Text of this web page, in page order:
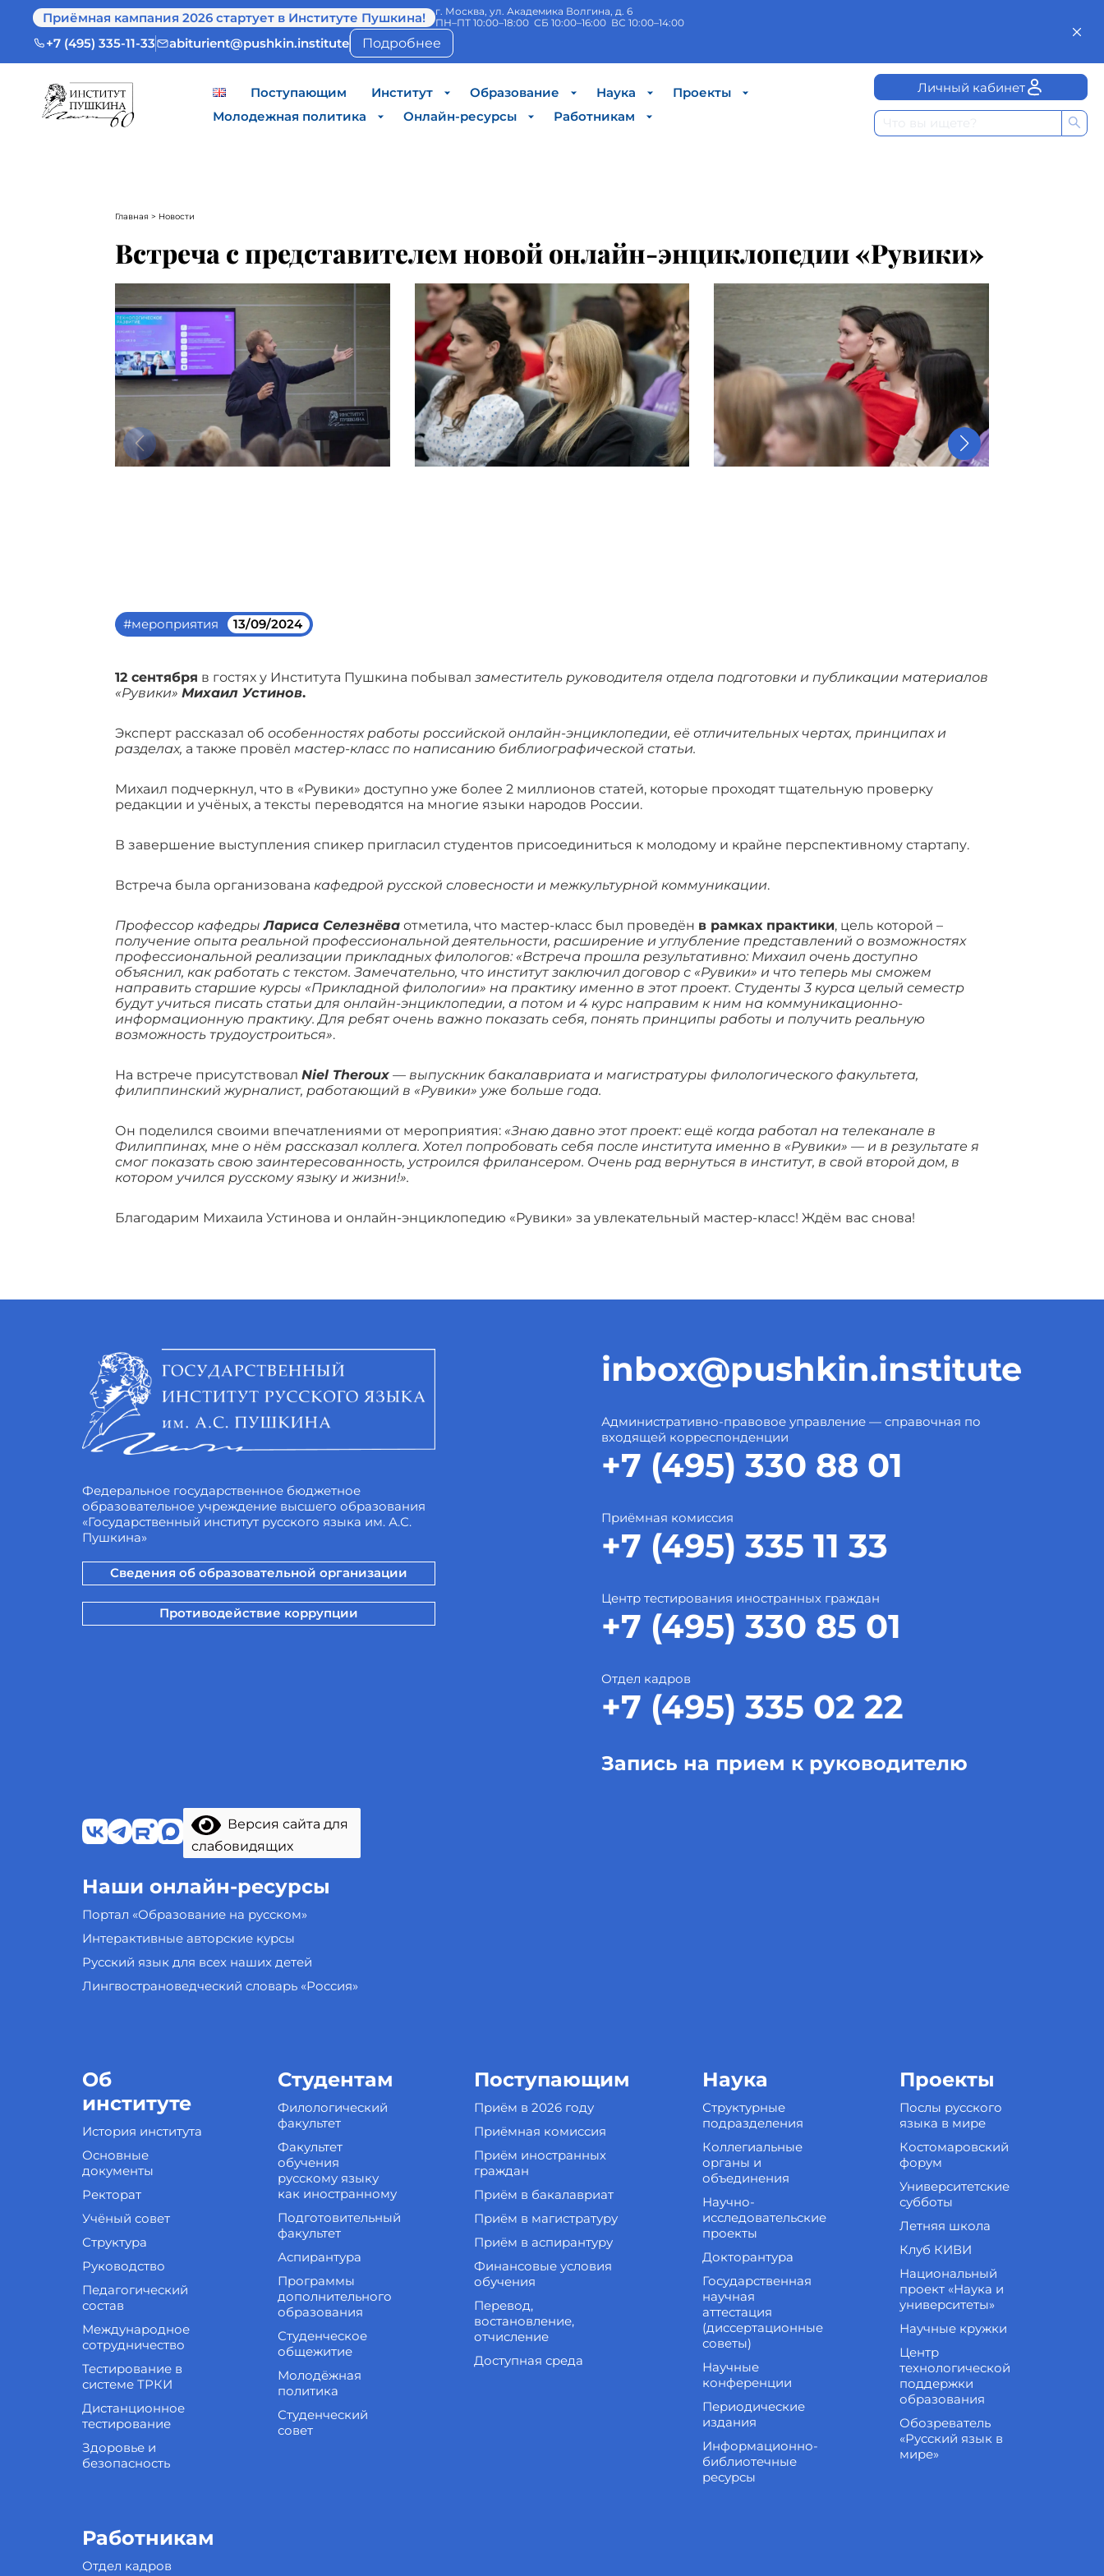
Приёмная кампания 2026 стартует в Институте Пушкина!
г. Москва, ул. Академика Волгина, д. 6
ПН–ПТ 10:00–18:00 СБ 10:00–16:00 ВС 10:00–14:00
+7 (495) 335-11-33 abiturient@pushkin.institute Подробнее
Поступающим Институт Образование Наука
Проекты
Молодежная политика
Онлайн-ресурсы Работникам
Личный кабинет
Главная > Новости
Встреча с представителем новой онлайн-энциклопедии «Рувики»
#мероприятия 13/09/2024
12 сентября в гостях у Института Пушкина побывал заместитель руководителя отдела подготовки и публикации материалов
«Рувики» Михаил Устинов.
Эксперт рассказал об особенностях работы российской онлайн-энциклопедии, её отличительных чертах, принципах и
разделах, а также провёл мастер-класс по написанию библиографической статьи.
Михаил подчеркнул, что в «Рувики» доступно уже более 2 миллионов статей, которые проходят тщательную проверку
редакции и учёных, а тексты переводятся на многие языки народов России.
В завершение выступления спикер пригласил студентов присоединиться к молодому и крайне перспективному стартапу.
Встреча была организована кафедрой русской словесности и межкультурной коммуникации.
Профессор кафедры Лариса Селезнёва отметила, что мастер-класс был проведён в рамках практики, цель которой –
получение опыта реальной профессиональной деятельности, расширение и углубление представлений о возможностях
профессиональной реализации прикладных филологов: «Встреча прошла результативно: Михаил очень доступно
объяснил, как работать с текстом. Замечательно, что институт заключил договор с «Рувики» и что теперь мы сможем
направить старшие курсы «Прикладной филологии» на практику именно в этот проект. Студенты 3 курса целый семестр
будут учиться писать статьи для онлайн-энциклопедии, а потом и 4 курс направим к ним на коммуникационно-
информационную практику. Для ребят очень важно показать себя, понять принципы работы и получить реальную
возможность трудоустроиться».
На встрече присутствовал Niel Theroux — выпускник бакалавриата и магистратуры филологического факультета,
филиппинский журналист, работающий в «Рувики» уже больше года.
Он поделился своими впечатлениями от мероприятия: «Знаю давно этот проект: ещё когда работал на телеканале в
Филиппинах, мне о нём рассказал коллега. Хотел попробовать себя после института именно в «Рувики» — и в результате я
смог показать свою заинтересованность, устроился фрилансером. Очень рад вернуться в институт, в свой второй дом, в
котором учился русскому языку и жизни!».
Благодарим Михаила Устинова и онлайн-энциклопедию «Рувики» за увлекательный мастер-класс! Ждём вас снова!
Федеральное государственное бюджетное
образовательное учреждение высшего образования
«Государственный институт русского языка им. А.С.
Пушкина»
Сведения об образовательной организации
Противодействие коррупции
inbox@pushkin.institute
Административно-правовое управление — справочная по
входящей корреспонденции
+7 (495) 330 88 01
Приёмная комиссия
+7 (495) 335 11 33
Центр тестирования иностранных граждан
+7 (495) 330 85 01
Отдел кадров
+7 (495) 335 02 22
Запись на прием к руководителю
Версия сайта для
слабовидящих
Наши онлайн-ресурсы
Портал «Образование на русском»
Интерактивные авторские курсы
Русский язык для всех наших детей
Лингвострановедческий словарь «Россия»
Об
институте
История института
Основные
документы
Ректорат
Учёный совет
Структура
Руководство
Педагогический
состав
Международное
сотрудничество
Тестирование в
системе ТРКИ
Дистанционное
тестирование
Здоровье и
безопасность
Студентам
Филологический
факультет
Факультет
обучения
русскому языку
как иностранному
Подготовительный
факультет
Аспирантура
Программы
дополнительного
образования
Студенческое
общежитие
Молодёжная
политика
Студенческий
совет
Поступающим
Приём в 2026 году
Приёмная комиссия
Приём иностранных
граждан
Приём в бакалавриат
Приём в магистратуру
Приём в аспирантуру
Финансовые условия
обучения
Перевод,
востановление,
отчисление
Доступная среда
Наука
Структурные
подразделения
Коллегиальные
органы и
объединения
Научно-
исследовательские
проекты
Докторантура
Государственная
научная
аттестация
(диссертационные
советы)
Научные
конференции
Периодические
издания
Информационно-
библиотечные
ресурсы
Проекты
Послы русского
языка в мире
Костомаровский
форум
Университетские
субботы
Летняя школа
Клуб КИВИ
Национальный
проект «Наука и
университеты»
Научные кружки
Центр
технологической
поддержки
образования
Обозреватель
«Русский язык в
мире»
Работникам
Отдел кадров